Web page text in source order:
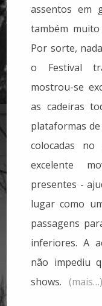
assentos em
também
Por sorte,
o Festival
mostrou-se
as cadeiras
plataformas
colocadas
excelente
presentes -
lugar como
passagens
inferiores. A
não impediu
shows.
(mais…)